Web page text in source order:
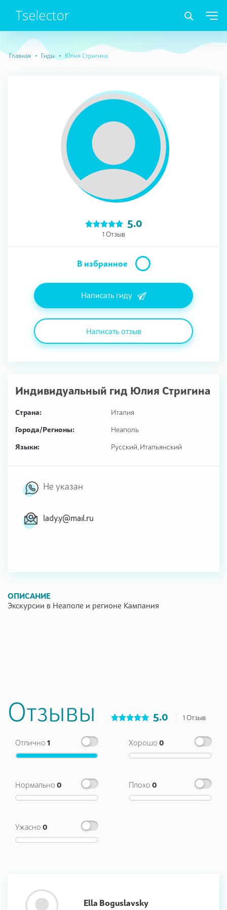
Главная Гиды Юлия Стригина
5.0
1 Отзыв
В избранное
Написать гиду
Написать отзыв
Индивидуальный гид Юлия Стригина
Страна:
Италия
Города/Регионы:
Неаполь
Языки:
Русский, Итальянский
Не указан
lady.y@mail.ru
ОПИСАНИЕ
Экскурсии в Неаполе и регионе Кампания
Отзывы 5.0 1 Отзыв
Отлично 1 Хорошо 0
Нормально 0 Плохо 0
Ужасно 0
Ella Boguslavsky